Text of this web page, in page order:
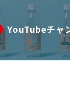
YouTubeチャ